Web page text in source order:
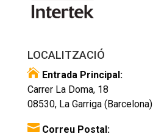
LOCALITZACIÓ
 Entrada Principal:
Carrer La Doma, 18
08530, La Garriga (Barcelona)
 Correu Postal: